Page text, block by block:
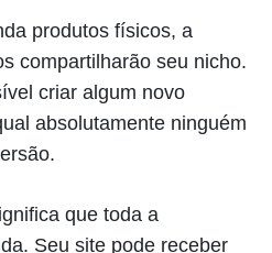
produtos físicos, a
compartilharão seu nicho.
criar algum novo
absolutamente ninguém
que toda a
Seu site pode receber